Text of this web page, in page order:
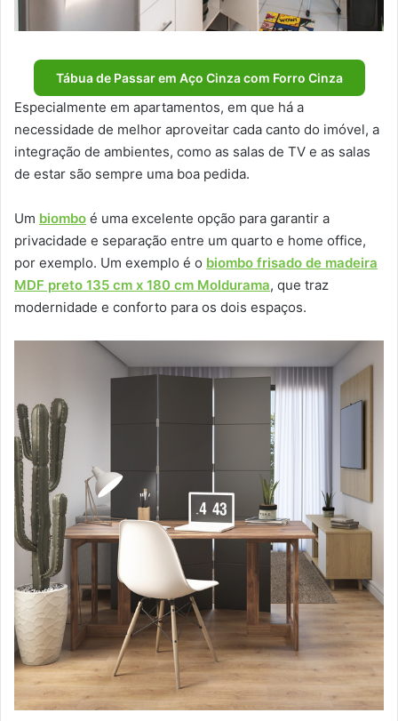
Tábua de Passar em Aço Cinza com Forro Cinza
Especialmente em apartamentos, em que há a
necessidade de melhor aproveitar cada canto do imóvel, a
integração de ambientes, como as salas de TV e as salas
de estar são sempre uma boa pedida.
Um biombo é uma excelente opção para garantir a
privacidade e separação entre um quarto e home office,
por exemplo. Um exemplo é o biombo frisado de madeira
MDF preto 135 cm x 180 cm Moldurama, que traz
modernidade e conforto para os dois espaços.